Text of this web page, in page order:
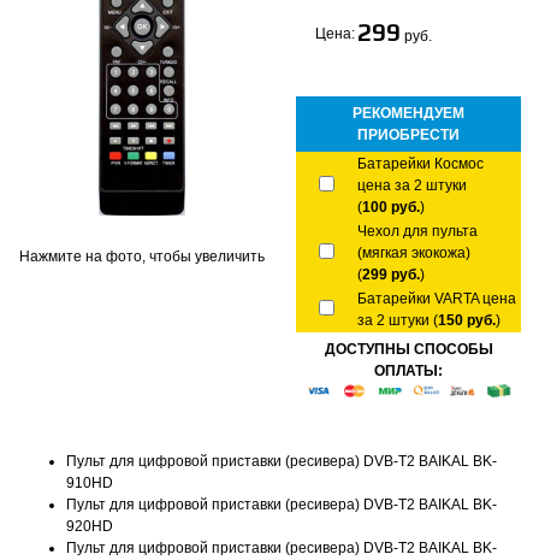
Нажмите на фото, чтобы увеличить
Цена: 299 руб.
РЕКОМЕНДУЕМ
ПРИОБРЕСТИ
Батарейки Космос
цена за 2 штуки
(100 руб.)
Чехол для пульта
(мягкая экокожа)
(299 руб.)
Батарейки VARTA цена
за 2 штуки (150 руб.)
ДОСТУПНЫ СПОСОБЫ
ОПЛАТЫ:
Пульт для цифровой приставки (ресивера) DVB-T2 BAIKAL BK-
910HD
Пульт для цифровой приставки (ресивера) DVB-T2 BAIKAL BK-
920HD
Пульт для цифровой приставки (ресивера) DVB-T2 BAIKAL BK-